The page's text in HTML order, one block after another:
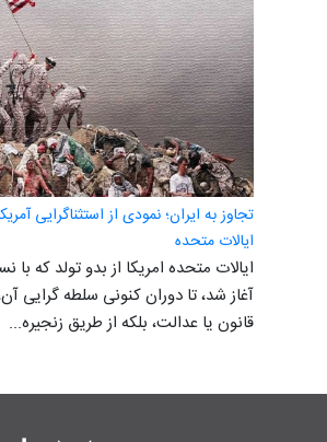
تجاوز به ایران؛ نمودی از استثناگرایی
ایالات متحده
ایالات متحده امریکا از بدو تولد که
آغاز شد، تا دوران کنونی سلطه گرایی
قانون یا عدالت، بلکه از طریق زنجیره...